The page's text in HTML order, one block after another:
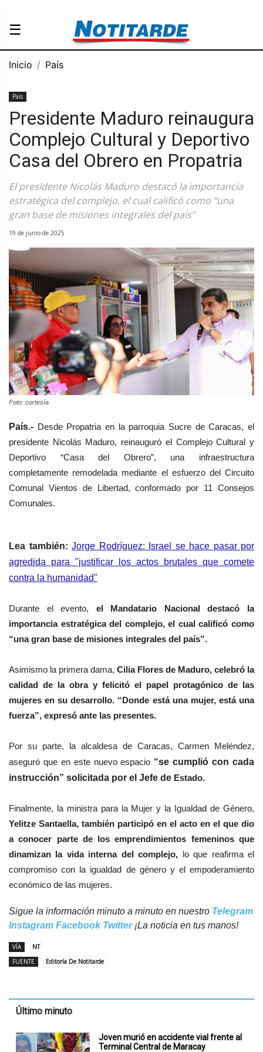
☰
Inicio País
País
Presidente Maduro reinaugura
Complejo Cultural y Deportivo
Casa del Obrero en Propatria
El presidente Nicolás Maduro destacó la importancia
estratégica del complejo, el cual calificó como “una
gran base de misiones integrales del país”
19 de junio de 2025
Foto: cortesía
País.- Desde Propatria en la parroquia Sucre de Caracas, el
presidente Nicolás Maduro, reinauguró el Complejo Cultural y
Deportivo “Casa del Obrero”, una infraestructura
completamente remodelada mediante el esfuerzo del Circuito
Comunal Vientos de Libertad, conformado por 11 Consejos
Comunales.
Lea también: Jorge Rodríguez: Israel se hace pasar por
agredida para "justificar los actos brutales que comete
contra la humanidad"
Durante el evento, el Mandatario Nacional destacó la
importancia estratégica del complejo, el cual calificó como
“una gran base de misiones integrales del país”.
Asimismo la primera dama, Cilia Flores de Maduro, celebró la
calidad de la obra y felicitó el papel protagónico de las
mujeres en su desarrollo. “Donde está una mujer, está una
fuerza”, expresó ante las presentes.
Por su parte, la alcaldesa de Caracas, Carmen Meléndez,
aseguró que en este nuevo espacio “se cumplió con cada
instrucción” solicitada por el Jefe de Estado.
Finalmente, la ministra para la Mujer y la Igualdad de Género,
Yelitze Santaella, también participó en el acto en el que dio
a conocer parte de los emprendimientos femeninos que
dinamizan la vida interna del complejo, lo que reafirma el
compromiso con la igualdad de género y el empoderamiento
económico de las mujeres.
Sigue la información minuto a minuto en nuestro Telegram
Instagram Facebook Twitter¡La noticia en tus manos!
VÍA
NT
FUENTE
Editoría De Notitarde
Último minuto
Joven murió en accidente vial frente al
Terminal Central de Maracay